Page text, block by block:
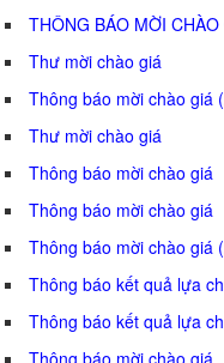
THÔNG BÁO MỜI CHÀO
Thư mời chào giá
Thông báo mời chào giá
Thư mời chào giá
Thông báo mời chào giá
Thông báo mời chào giá
Thông báo mời chào giá
Thông báo kết quả lựa
Thông báo kết quả lựa
Thông báo mời chào giá